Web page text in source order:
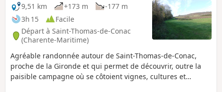
9,51 km
+173 m
-177 m
3h 15
Facile
Départ à Saint-Thomas-de-Conac
(Charente-Maritime)
Agréable randonnée autour de Saint-Thomas-de-Conac,
proche de la Gironde et qui permet de découvrir, outre la
paisible campagne où se côtoient vignes, cultures et